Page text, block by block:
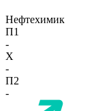
Нефтехимик
П1
-
X
-
П2
-